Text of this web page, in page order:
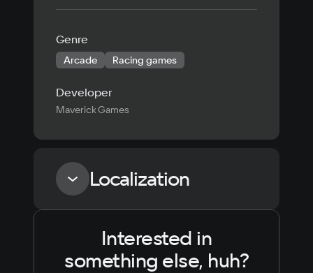
Genre
Arcade Racing games
Developer
Maverick Games
Localization
Language
Russian
Text Voiceover
Interested in
something else, huh?